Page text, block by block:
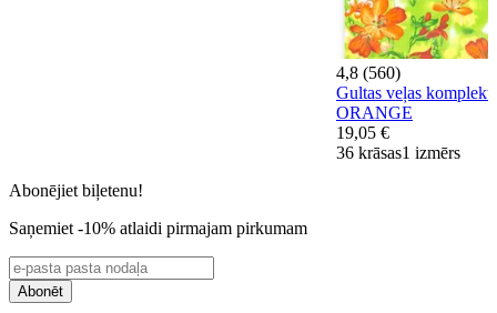
4,8 (560)
Gultas veļas
ORANGE
19,05 €
36 krāsas1 izmērs
Abonējiet biļetenu!
Saņemiet -10% atlaidi pirmajam pirkumam
Abonēt